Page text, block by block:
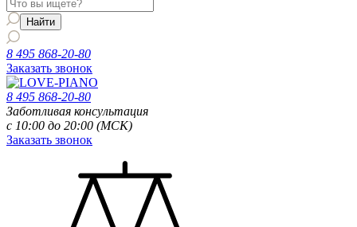
8 495 868-20-80
Заказать звонок
8 495 868-20-80
Заботливая консультация
с 10:00 до 20:00 (МСК)
Заказать звонок